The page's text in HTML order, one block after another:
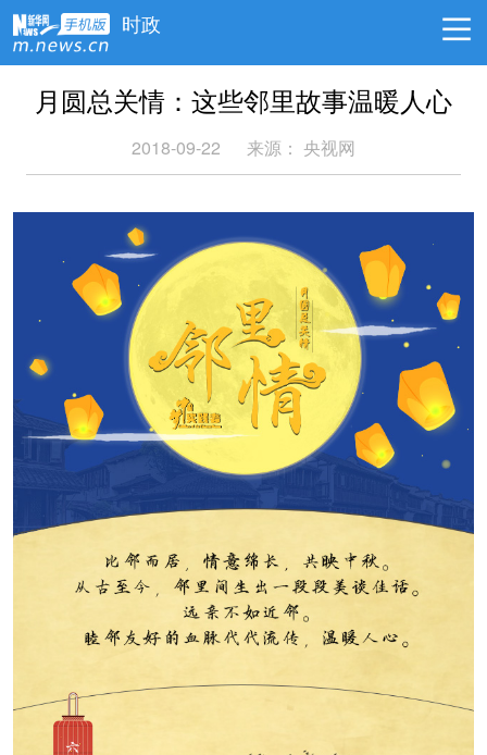
时政
月圆总关情：这些邻里故事温暖人心
2018-09-22 来源： 央视网